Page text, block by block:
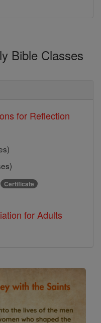
Bible Classes
for Reflection
Certificate
for Adults